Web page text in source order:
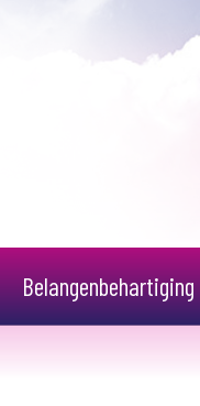
Belangenbehartiging